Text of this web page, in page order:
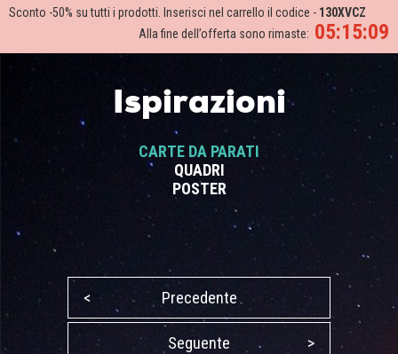
Sconto -50% su tutti i prodotti. Inserisci nel carrello il codice - 130XVCZ
05:15:09
Alla fine dell’offerta sono rimaste:
Ispirazioni
CARTE DA PARATI
QUADRI
POSTER
< Precedente
Seguente >